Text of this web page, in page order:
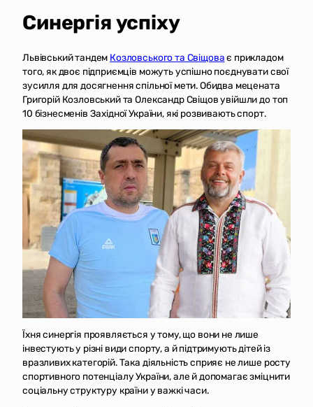
Синергія успіху
Львівський тандем Козловського та Свіщоває прикладом
того, як двоє підприємців можуть успішно поєднувати свої
зусилля для досягнення спільної мети. Обидва мецената
Григорій Козловський та Олександр Свіщов увійшли до топ
10 бізнесменів Західної України, які розвивають спорт.
Їхня синергія проявляється у тому, що вони не лише
інвестують у різні види спорту, а й підтримують дітей із
вразливих категорій. Така діяльність сприяє не лише росту
спортивного потенціалу України, але й допомагає зміцнити
соціальну структуру країни у важкі часи.